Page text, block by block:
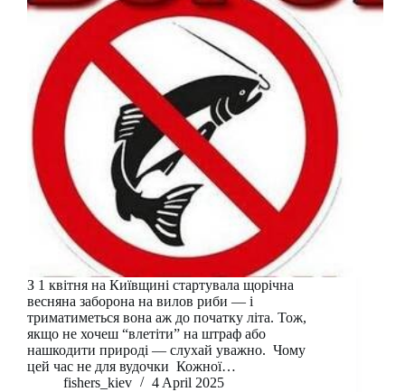
З 1 квітня на Київщині стартувала щорічна
весняна заборона на вилов риби — і
триматиметься вона аж до початку літа. Тож,
якщо не хочеш “влетіти” на штраф або
нашкодити природі — слухай уважно. Чому
цей час не для вудочки Кожної…
fishers_kiev
4 April 2025